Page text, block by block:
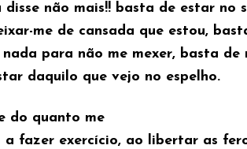
disse não mais!! basta de estar no
me de cansada que estou,
para não me mexer, basta de
daquilo que vejo no espelho.
do quanto me
a fazer exercício, ao libertar as